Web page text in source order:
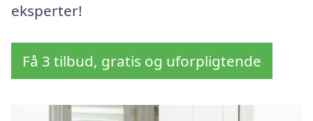
eksperter!
Få 3 tilbud, gratis og uforpligtende